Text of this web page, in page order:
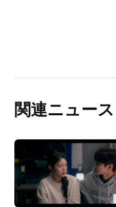
関連ニュース